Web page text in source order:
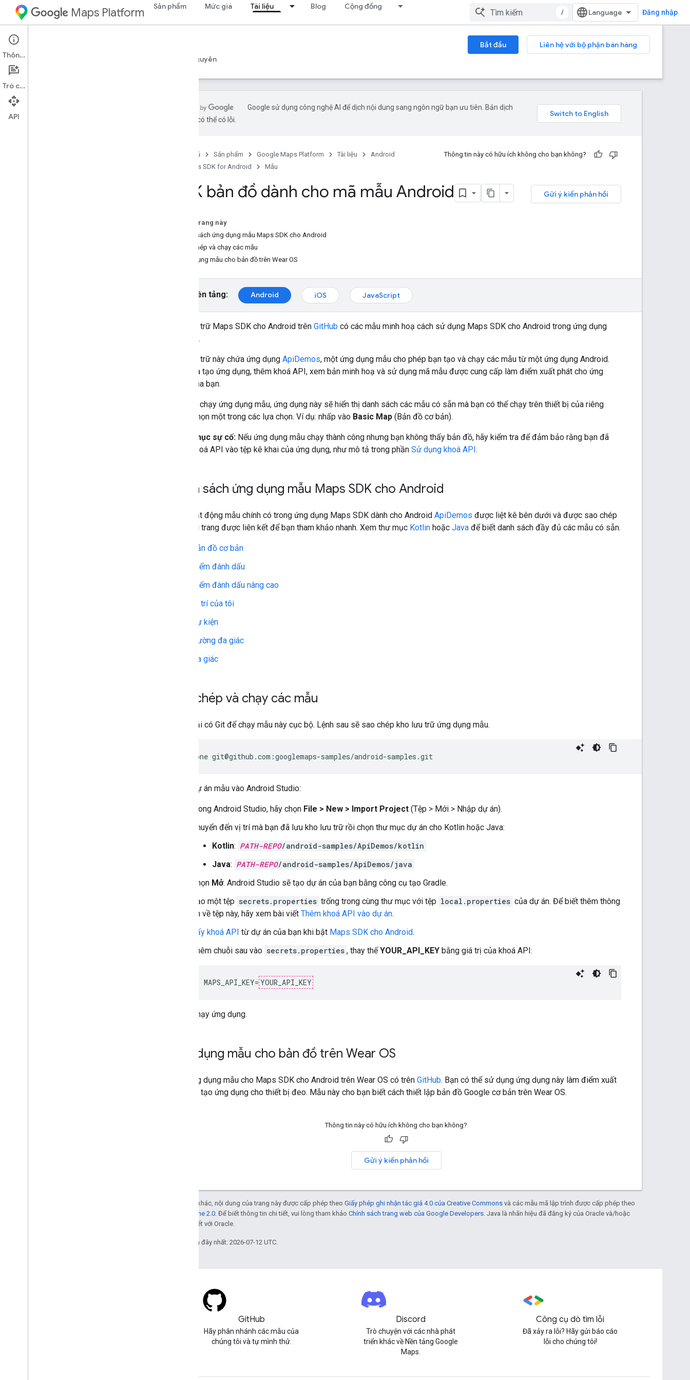
Maps Platform Sản phẩm Mức giá Tài liệu Blog Cộng đồng
/ Đăng nhập
Android Bắt đầu
Liên hệ với bộ phận bán hàng
Hướng dẫn
Tài nguyên
Google sử dụng công nghệ AI để dịch nội dung sang ngôn ngữ bạn ưu tiên. Bản dịch
bằng AI có thể có lỗi.
Trang chủ Sản phẩm Google Maps Platform Tài liệu
Android
Maps SDK for Android
Mẫu
Thông tin này có hữu ích không cho bạn không?
Gửi ý kiến phản hồi
SDK bản đồ dành cho mã mẫu Android
Trên trang này
Danh sách ứng dụng mẫu Maps SDK cho Android
Sao chép và chạy các mẫu
Ứng dụng mẫu cho bản đồ trên Wear OS
Chọn nền tảng: Android iOS JavaScript
Kho lưu trữ Maps SDK cho Android trên GitHub có các mẫu minh hoạ cách sử dụng Maps SDK cho Android trong ứng dụng
Android.
Kho lưu trữ này chứa ứng dụng ApiDemos, một ứng dụng mẫu cho phép bạn tạo và chạy các mẫu từ một ứng dụng Android.
Nhập và tạo ứng dụng, thêm khoá API, xem bản minh hoạ và sử dụng mã mẫu được cung cấp làm điểm xuất phát cho ứng
dụng của bạn.
Khi bạn chạy ứng dụng mẫu, ứng dụng này sẽ hiển thị danh sách các mẫu có sẵn mà bạn có thể chạy trên thiết bị của riêng
mình. Chọn một trong các lựa chọn. Ví dụ: nhấp vào Basic Map (Bản đồ cơ bản).
Khắc phục sự cố: Nếu ứng dụng mẫu chạy thành công nhưng bạn không thấy bản đồ, hãy kiểm tra để đảm bảo rằng bạn đã
thêm khoá API vào tệp kê khai của ứng dụng, như mô tả trong phần Sử dụng khoá API.
Danh sách ứng dụng mẫu Maps SDK cho Android
Các hoạt động mẫu chính có trong ứng dụng Maps SDK dành cho Android ApiDemos được liệt kê bên dưới và được sao chép
trên các trang được liên kết để bạn tham khảo nhanh. Xem thư mục Kotlin hoặc Java để biết danh sách đầy đủ các mẫu có sẵn.
Bản đồ cơ bản
Điểm đánh dấu
Điểm đánh dấu nâng cao
Vị trí của tôi
Sự kiện
Đường đa giác
Đa giác
Sao chép và chạy các mẫu
Bạn phải có Git để chạy mẫu này cục bộ. Lệnh sau sẽ sao chép kho lưu trữ ứng dụng mẫu.
git clone git@github.com:googlemaps-samples/android-samples.git
Nhập dự án mẫu vào Android Studio:
Trong Android Studio, hãy chọn File > New > Import Project (Tệp > Mới > Nhập dự án).
Chuyển đến vị trí mà bạn đã lưu kho lưu trữ rồi chọn thư mục dự án cho Kotlin hoặc Java:
Kotlin: PATH-REPO/android-samples/ApiDemos/kotlin
Java: PATH-REPO/android-samples/ApiDemos/java
Chọn Mở. Android Studio sẽ tạo dự án của bạn bằng công cụ tạo Gradle.
Tạo một tệp secrets.properties trống trong cùng thư mục với tệp local.properties của dự án. Để biết thêm thông
tin về tệp này, hãy xem bài viết Thêm khoá API vào dự án.
Lấy khoá API từ dự án của bạn khi bật Maps SDK cho Android.
Thêm chuỗi sau vào secrets.properties , thay thếYOUR_API_KEY bằng giá trị của khoá API:
MAPS_API_KEY= YOUR_API_KEY
Chạy ứng dụng.
Ứng dụng mẫu cho bản đồ trên Wear OS
Một ứng dụng mẫu cho Maps SDK cho Android trên Wear OS có trên GitHub. Bạn có thể sử dụng ứng dụng này làm điểm xuất
phát khi tạo ứng dụng cho thiết bị đeo. Mẫu này cho bạn biết cách thiết lập bản đồ Google cơ bản trên Wear OS.
Thông tin này có hữu ích không cho bạn không?
Gửi ý kiến phản hồi
Trừ phi có lưu ý khác, nội dung của trang này được cấp phép theo Giấy phép ghi nhận tác giả 4.0 của Creative Commons và các mẫu mã lập trình được cấp phép theo
Giấy phép Apache 2.0 . Để biết thông tin chi tiết, vui lòng tham khảo Chính sách trang web của Google Developers . Java là nhãn hiệu đã đăng ký của Oracle và/hoặc
các đơn vị liên kết với Oracle.
Cập nhật lần gần đây nhất: 2026-07-12 UTC.
GitHub
Hãy phân nhánh các mẫu của
chúng tôi và tự mình thử.
Discord
Trò chuyện với các nhà phát
triển khác về Nền tảng Google
Maps.
Công cụ dò tìm lỗi
Đã xảy ra lỗi? Hãy gửi báo cáo
lỗi cho chúng tôi!
Thông tin
Trò chuyện
API